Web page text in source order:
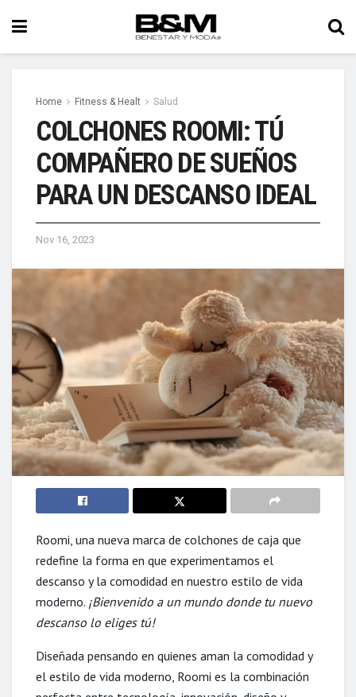
Home Fitness & Healt Salud
COLCHONES ROOMI: TÚ
COMPAÑERO DE SUEÑOS
PARA UN DESCANSO IDEAL
Nov 16, 2023
Roomi, una nueva marca de colchones de caja que
redefine la forma en que experimentamos el
descanso y la comodidad en nuestro estilo de vida
moderno. ¡Bienvenido a un mundo donde tu nuevo
descanso lo eliges tú!
Diseñada pensando en quienes aman la comodidad y
el estilo de vida moderno, Roomi es la combinación